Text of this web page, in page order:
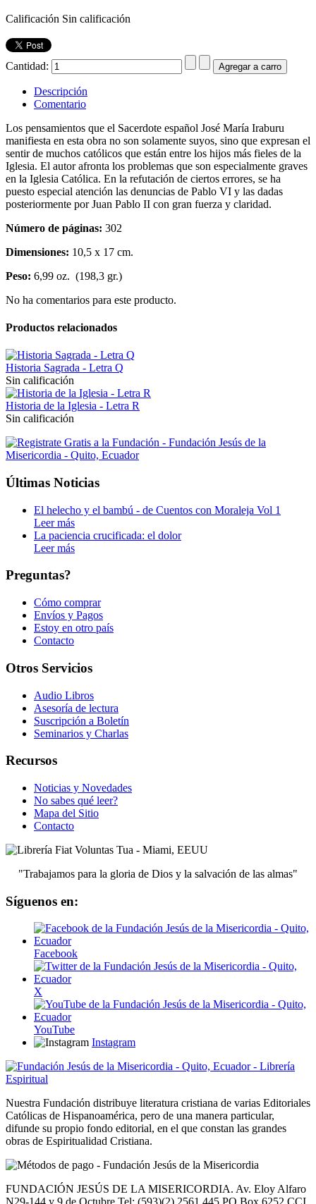
Calificación Sin calificación
Cantidad:
Descripción
Comentario
Los pensamientos que el Sacerdote español José María Iraburu
manifiesta en esta obra no son solamente suyos, sino que expresan el
sentir de muchos católicos que están entre los hijos más fieles de la
Iglesia. El autor afronta los problemas que son especialmente graves
en la Iglesia Católica. En la refutación de ciertos errores, se ha
puesto especial atención las denuncias de Pablo VI y las dadas
posteriormente por Juan Pablo II con gran fuerza y claridad.
Número de páginas: 302
Dimensiones: 10,5 x 17 cm.
Peso: 6,99 oz. (198,3 gr.)
No ha comentarios para este producto.
Productos relacionados
Historia Sagrada - Letra Q
Sin calificación
Historia de la Iglesia - Letra R
Sin calificación
Últimas Noticias
El helecho y el bambú - de Cuentos con Moraleja Vol 1
Leer más
La paciencia crucificada: el dolor
Leer más
Preguntas?
Cómo comprar
Envíos y Pagos
Estoy en otro país
Contacto
Otros Servicios
Audio Libros
Asesoría de lectura
Suscripción a Boletín
Seminarios y Charlas
Recursos
Noticias y Novedades
No sabes qué leer?
Mapa del Sitio
Contacto
"Trabajamos para la gloria de Dios y la salvación de las almas"
Síguenos en:
Facebook
X
YouTube
Instagram
Nuestra Fundación distribuye literatura cristiana de varias Editoriales
Católicas de Hispanoamérica, pero de una manera particular,
difunde su propio fondo editorial, en el que constan las grandes
obras de Espiritualidad Cristiana.
FUNDACIÓN JESÚS DE LA MISERICORDIA. Av. Eloy Alfaro